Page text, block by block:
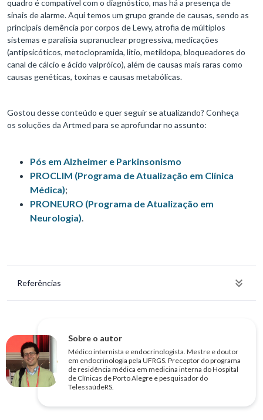
quadro é compatível com o diagnóstico, mas há a presença de
sinais de alarme. Aqui temos um grupo grande de causas, sendo as
principais demência por corpos de Lewy, atrofia de múltiplos
sistemas e paralisia supranuclear progressiva, medicações
(antipsicóticos, metoclopramida, litio, metildopa, bloqueadores do
canal de cálcio e ácido valpróico), além de causas mais raras como
causas genéticas, toxinas e causas metabólicas.
Gostou desse conteúdo e quer seguir se atualizando? Conheça
os soluções da Artmed para se aprofundar no assunto:
Pós em Alzheimer e Parkinsonismo
PROCLIM (Programa de Atualização em Clínica
Médica);
PRONEURO (Programa de Atualização em
Neurologia).
Referências
Sobre o autor
Médico internista e endocrinologista. Mestre e doutor
em endocrinologia pela UFRGS. Preceptor do programa
de residência médica em medicina interna do Hospital
de Clínicas de Porto Alegre e pesquisador do
TelessaúdeRS.